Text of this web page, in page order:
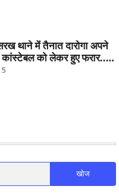
थाने में तैनात दारोगा अपने
कांस्टेबल को लेकर हुए फरार...